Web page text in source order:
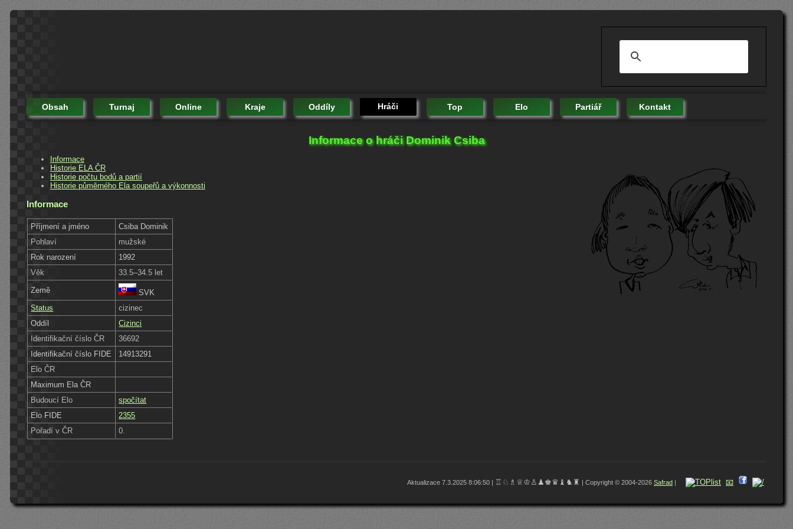
Obsah Turnaj Online Kraje Oddíly Hráči Top Elo Partiář Kontakt
Informace o hráči Dominik Csiba
Informace
Historie ELA ČR
Historie počtu bodů a partií
Historie půměrného Ela soupeřů a výkonnosti
Informace
Příjmení a jméno
Csiba Dominik
Pohlaví
mužské
Rok narození
1992
Věk
33.5–34.5 let
Země
SVK
Status
cizinec
Oddíl
Cizinci
Identifikační číslo ČR
36692
Identifikační číslo FIDE
14913291
Elo ČR
Maximum Ela ČR
Budoucí Elo
spočítat
Elo FIDE
2355
Pořadí v ČR
0.
Aktualizace 7.3.2025 8:06:50 | ♖♘♗♕♔♙♟♚♛♝♞♜ | Copyright © 2004-2026 Safrad | 📧